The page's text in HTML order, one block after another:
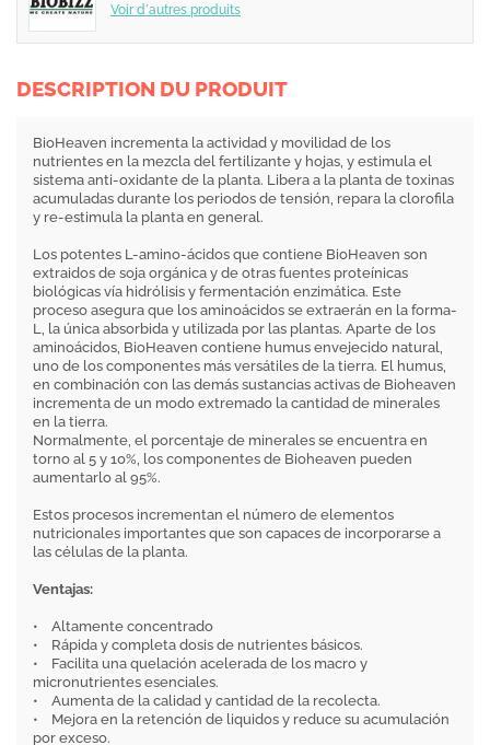
Voir d´autres produits
DESCRIPTION DU PRODUIT
BioHeaven incrementa la actividad y movilidad de los
nutrientes en la mezcla del fertilizante y hojas, y estimula el
sistema anti-oxidante de la planta. Libera a la planta de toxinas
acumuladas durante los periodos de tensión, repara la clorofila
y re-estimula la planta en general.
Los potentes L-amino-ácidos que contiene BioHeaven son
extraidos de soja orgánica y de otras fuentes proteínicas
biológicas vía hidrólisis y fermentación enzimática. Este
proceso asegura que los aminoácidos se extraerán en la forma-
L, la única absorbida y utilizada por las plantas. Aparte de los
aminoácidos, BioHeaven contiene humus envejecido natural,
uno de los componentes más versátiles de la tierra. El humus,
en combinación con las demás sustancias activas de Bioheaven
incrementa de un modo extremado la cantidad de minerales
en la tierra.
Normalmente, el porcentaje de minerales se encuentra en
torno al 5 y 10%, los componentes de Bioheaven pueden
aumentarlo al 95%.
Estos procesos incrementan el número de elementos
nutricionales importantes que son capaces de incorporarse a
las células de la planta.
Ventajas:
• Altamente concentrado
• Rápida y completa dosis de nutrientes básicos.
• Facilita una quelación acelerada de los macro y
micronutrientes esenciales.
• Aumenta de la calidad y cantidad de la recolecta.
• Mejora en la retención de liquidos y reduce su acumulación
por exceso.